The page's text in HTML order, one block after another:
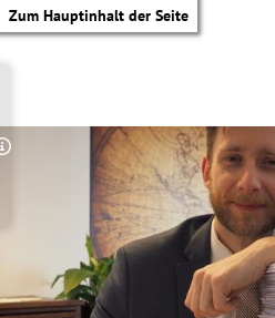
Zum Hauptinhalt der Seite
Copyright-Hinweis öffnen/schließen